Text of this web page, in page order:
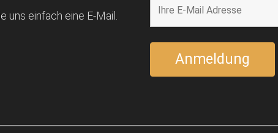
uns einfach eine E-Mail.